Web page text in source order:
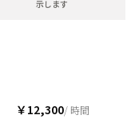
示します
￥12,300/ 時間